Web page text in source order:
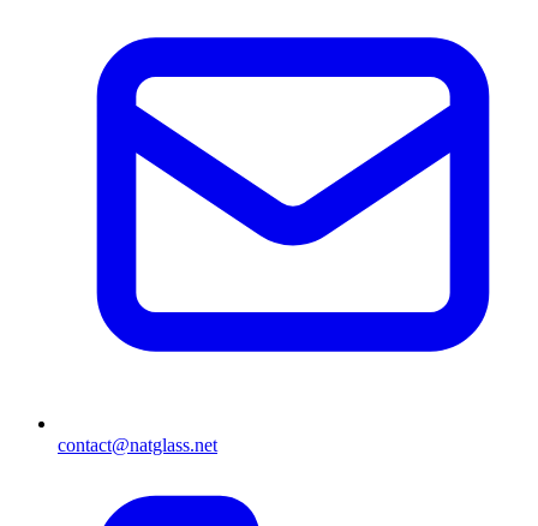
contact@natglass.net